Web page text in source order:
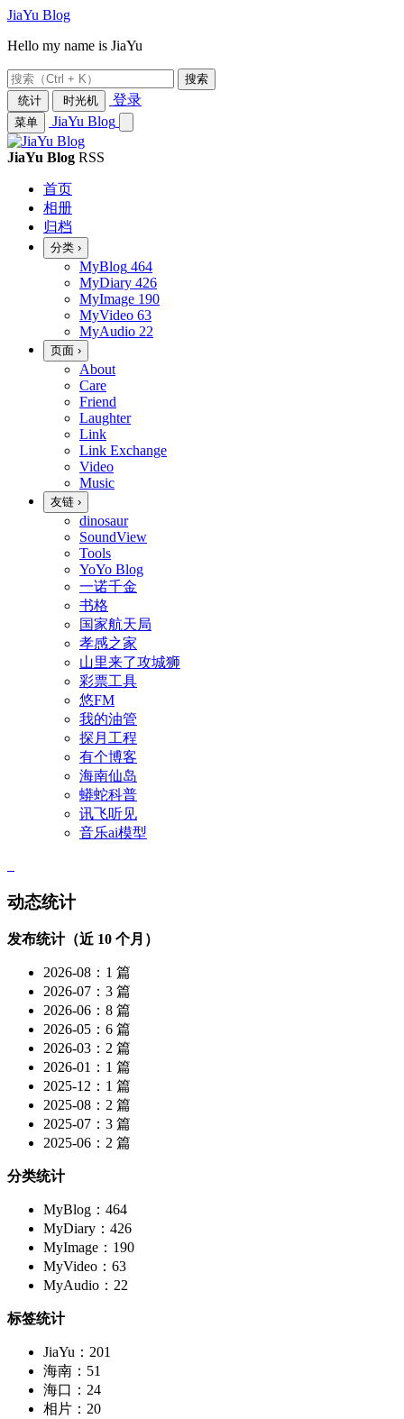
JiaYu Blog
Hello my name is JiaYu
搜索
统计
时光机 登录
菜单 JiaYu Blog
JiaYu Blog RSS
首页
相册
归档
分类 ›
MyBlog 464
MyDiary 426
MyImage 190
MyVideo 63
MyAudio 22
页面 ›
About
Care
Friend
Laughter
Link
Link Exchange
Video
Music
友链 ›
dinosaur
SoundView
Tools
YoYo Blog
一诺千金
书格
国家航天局
孝感之家
山里来了攻城狮
彩票工具
悠FM
我的油管
探月工程
有个博客
海南仙岛
蟒蛇科普
讯飞听见
音乐ai模型
动态统计
发布统计（近 10 个月）
2026-08：1 篇
2026-07：3 篇
2026-06：8 篇
2026-05：6 篇
2026-03：2 篇
2026-01：1 篇
2025-12：1 篇
2025-08：2 篇
2025-07：3 篇
2025-06：2 篇
分类统计
MyBlog：464
MyDiary：426
MyImage：190
MyVideo：63
MyAudio：22
标签统计
JiaYu：201
海南：51
海口：24
相片：20